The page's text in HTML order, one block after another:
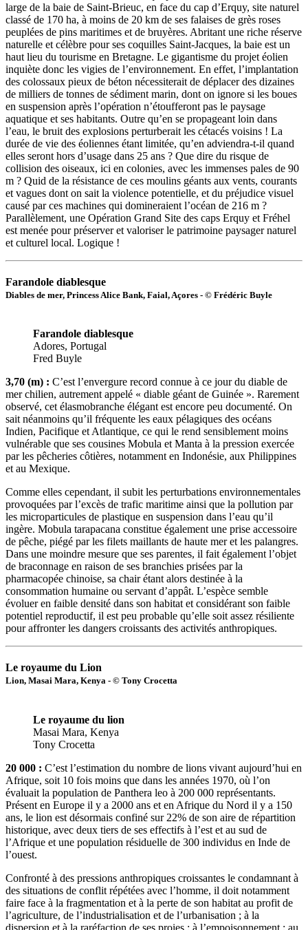
large de la baie de Saint-Brieuc, en face du cap d’Erquy, site naturel
classé de 170 ha, à moins de 20 km de ses falaises de grès roses
peuplées de pins maritimes et de bruyères. Abritant une riche réserve
naturelle et célèbre pour ses coquilles Saint-Jacques, la baie est un
haut lieu du tourisme en Bretagne. Le gigantisme du projet éolien
inquiète donc les vigies de l’environnement. En effet, l’implantation
des colossaux pieux de béton nécessiterait de déplacer des dizaines
de milliers de tonnes de sédiment marin, dont on ignore si les boues
en suspension après l’opération n’étoufferont pas le paysage
aquatique et ses habitants. Outre qu’en se propageant loin dans
l’eau, le bruit des explosions perturberait les cétacés voisins ! La
durée de vie des éoliennes étant limitée, qu’en adviendra-t-il quand
elles seront hors d’usage dans 25 ans ? Que dire du risque de
collision des oiseaux, ici en colonies, avec les immenses pales de 90
m ? Quid de la résistance de ces moulins géants aux vents, courants
et vagues dont on sait la violence potentielle, et du préjudice visuel
causé par ces machines qui domineraient l’océan de 216 m ?
Parallèlement, une Opération Grand Site des caps Erquy et Fréhel
est menée pour préserver et valoriser le patrimoine paysager naturel
et culturel local. Logique !
Farandole diablesque
Diables de mer, Princess Alice Bank, Faial, Açores - © Frédéric Buyle
Farandole diablesque
Adores, Portugal
Fred Buyle
3,70 (m) : C’est l’envergure record connue à ce jour du diable de
mer chilien, autrement appelé « diable géant de Guinée ». Rarement
observé, cet élasmobranche élégant est encore peu documenté. On
sait néanmoins qu’il fréquente les eaux pélagiques des océans
Indien, Pacifique et Atlantique, ce qui le rend sensiblement moins
vulnérable que ses cousines Mobula et Manta à la pression exercée
par les pêcheries côtières, notamment en Indonésie, aux Philippines
et au Mexique.
Comme elles cependant, il subit les perturbations environnementales
provoquées par l’excès de trafic maritime ainsi que la pollution par
les microparticules de plastique en suspension dans l’eau qu’il
ingère. Mobula tarapacana constitue également une prise accessoire
de pêche, piégé par les filets maillants de haute mer et les palangres.
Dans une moindre mesure que ses parentes, il fait également l’objet
de braconnage en raison de ses branchies prisées par la
pharmacopée chinoise, sa chair étant alors destinée à la
consommation humaine ou servant d’appât. L’espèce semble
évoluer en faible densité dans son habitat et considérant son faible
potentiel reproductif, il est peu probable qu’elle soit assez résiliente
pour affronter les dangers croissants des activités anthropiques.
Le royaume du Lion
Lion, Masai Mara, Kenya - © Tony Crocetta
Le royaume du lion
Masai Mara, Kenya
Tony Crocetta
20 000 : C’est l’estimation du nombre de lions vivant aujourd’hui en
Afrique, soit 10 fois moins que dans les années 1970, où l’on
évaluait la population de Panthera leo à 200 000 représentants.
Présent en Europe il y a 2000 ans et en Afrique du Nord il y a 150
ans, le lion est désormais confiné sur 22% de son aire de répartition
historique, avec deux tiers de ses effectifs à l’est et au sud de
l’Afrique et une population résiduelle de 300 individus en Inde de
l’ouest.
Confronté à des pressions anthropiques croissantes le condamnant à
des situations de conflit répétées avec l’homme, il doit notamment
faire face à la fragmentation et à la perte de son habitat au profit de
l’agriculture, de l’industrialisation et de l’urbanisation ; à la
dispersion et à la raréfaction de ses proies ; à l’empoisonnement ; au